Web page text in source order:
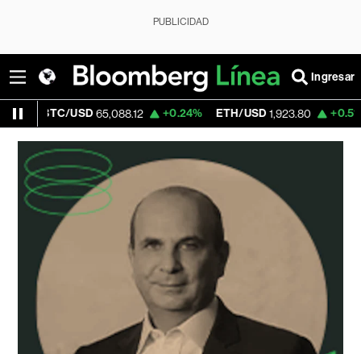
PUBLICIDAD
Ingresar
BTC/USD 65,088.12 +0.24% ETH/USD 1,923.80 +0.51%